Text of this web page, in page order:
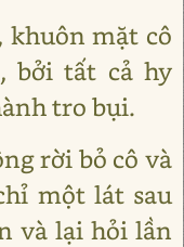
khuôn mặt cô
bởi tất cả hy
tro bụi.
rời bỏ cô và
một lát sau
và lại hỏi lần